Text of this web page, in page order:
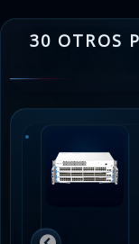
30 OTROS